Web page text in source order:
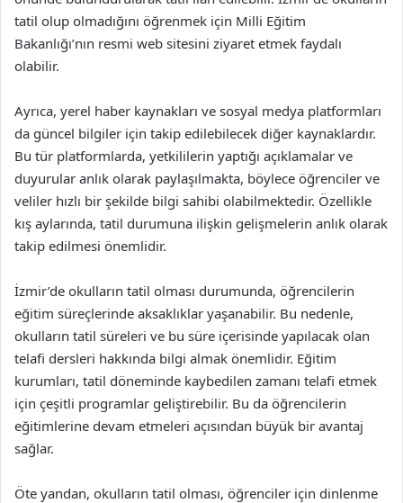
tatil olup olmadığını öğrenmek için Milli Eğitim
Bakanlığı’nın resmi web sitesini ziyaret etmek faydalı
olabilir.
Ayrıca, yerel haber kaynakları ve sosyal medya platformları
da güncel bilgiler için takip edilebilecek diğer kaynaklardır.
Bu tür platformlarda, yetkililerin yaptığı açıklamalar ve
duyurular anlık olarak paylaşılmakta, böylece öğrenciler ve
veliler hızlı bir şekilde bilgi sahibi olabilmektedir. Özellikle
kış aylarında, tatil durumuna ilişkin gelişmelerin anlık olarak
takip edilmesi önemlidir.
İzmir’de okulların tatil olması durumunda, öğrencilerin
eğitim süreçlerinde aksaklıklar yaşanabilir. Bu nedenle,
okulların tatil süreleri ve bu süre içerisinde yapılacak olan
telafi dersleri hakkında bilgi almak önemlidir. Eğitim
kurumları, tatil döneminde kaybedilen zamanı telafi etmek
için çeşitli programlar geliştirebilir. Bu da öğrencilerin
eğitimlerine devam etmeleri açısından büyük bir avantaj
sağlar.
Öte yandan, okulların tatil olması, öğrenciler için dinlenme